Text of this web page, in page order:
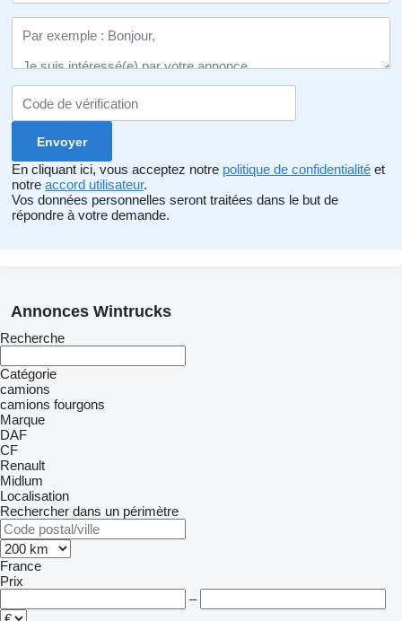
En cliquant ici, vous acceptez notre politique de confidentialité et
notre accord utilisateur.
Vos données personnelles seront traitées dans le but de
répondre à votre demande.
Annonces Wintrucks
Recherche
Catégorie
camions
camions fourgons
Marque
DAF
CF
Renault
Midlum
Localisation
Rechercher dans un périmètre
France
Prix
–